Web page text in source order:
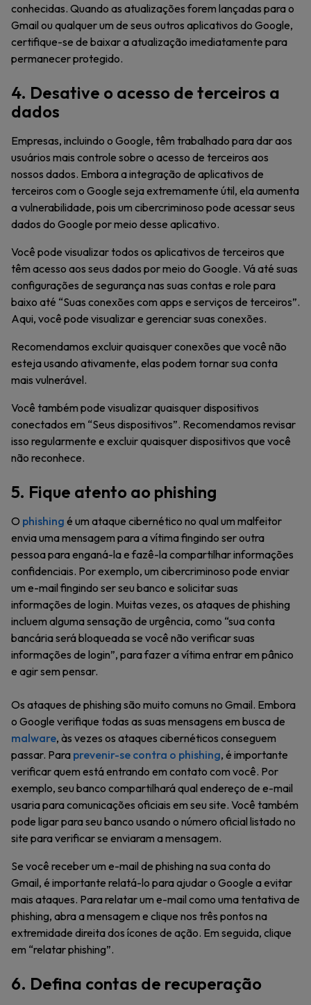
conhecidas. Quando as atualizações forem lançadas para o
Gmail ou qualquer um de seus outros aplicativos do Google,
certifique-se de baixar a atualização imediatamente para
permanecer protegido.
4. Desative o acesso de terceiros a
dados
Empresas, incluindo o Google, têm trabalhado para dar aos
usuários mais controle sobre o acesso de terceiros aos
nossos dados. Embora a integração de aplicativos de
terceiros com o Google seja extremamente útil, ela aumenta
a vulnerabilidade, pois um cibercriminoso pode acessar seus
dados do Google por meio desse aplicativo.
Você pode visualizar todos os aplicativos de terceiros que
têm acesso aos seus dados por meio do Google. Vá até suas
configurações de segurança nas suas contas e role para
baixo até “Suas conexões com apps e serviços de terceiros”.
Aqui, você pode visualizar e gerenciar suas conexões.
Recomendamos excluir quaisquer conexões que você não
esteja usando ativamente, elas podem tornar sua conta
mais vulnerável.
Você também pode visualizar quaisquer dispositivos
conectados em “Seus dispositivos”. Recomendamos revisar
isso regularmente e excluir quaisquer dispositivos que você
não reconhece.
5. Fique atento ao phishing
O phishing é um ataque cibernético no qual um malfeitor
envia uma mensagem para a vítima fingindo ser outra
pessoa para enganá-la e fazê-la compartilhar informações
confidenciais. Por exemplo, um cibercriminoso pode enviar
um e-mail fingindo ser seu banco e solicitar suas
informações de login. Muitas vezes, os ataques de phishing
incluem alguma sensação de urgência, como “sua conta
bancária será bloqueada se você não verificar suas
informações de login”, para fazer a vítima entrar em pânico
e agir sem pensar.
Os ataques de phishing são muito comuns no Gmail. Embora
o Google verifique todas as suas mensagens em busca de
malware, às vezes os ataques cibernéticos conseguem
passar. Para prevenir-se contra o phishing, é importante
verificar quem está entrando em contato com você. Por
exemplo, seu banco compartilhará qual endereço de e-mail
usaria para comunicações oficiais em seu site. Você também
pode ligar para seu banco usando o número oficial listado no
site para verificar se enviaram a mensagem.
Se você receber um e-mail de phishing na sua conta do
Gmail, é importante relatá-lo para ajudar o Google a evitar
mais ataques. Para relatar um e-mail como uma tentativa de
phishing, abra a mensagem e clique nos três pontos na
extremidade direita dos ícones de ação. Em seguida, clique
em “relatar phishing”.
6. Defina contas de recuperação